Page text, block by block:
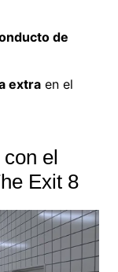
de
extraen el
el
Exit 8